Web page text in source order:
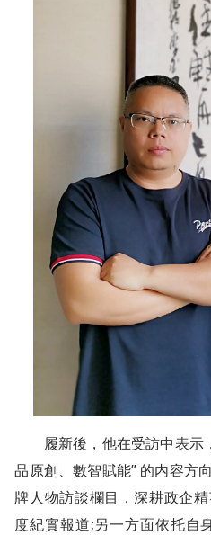
履新後，他在受訪中表示
品原創、數智賦能” 的内容方
牌人物訪談欄目，深耕政企
度紀實報道;另一方面依托自